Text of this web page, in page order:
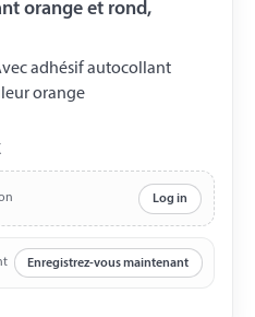
orange et rond,
adhésif autocollant
orange
Log in
Enregistrez-vous maintenant